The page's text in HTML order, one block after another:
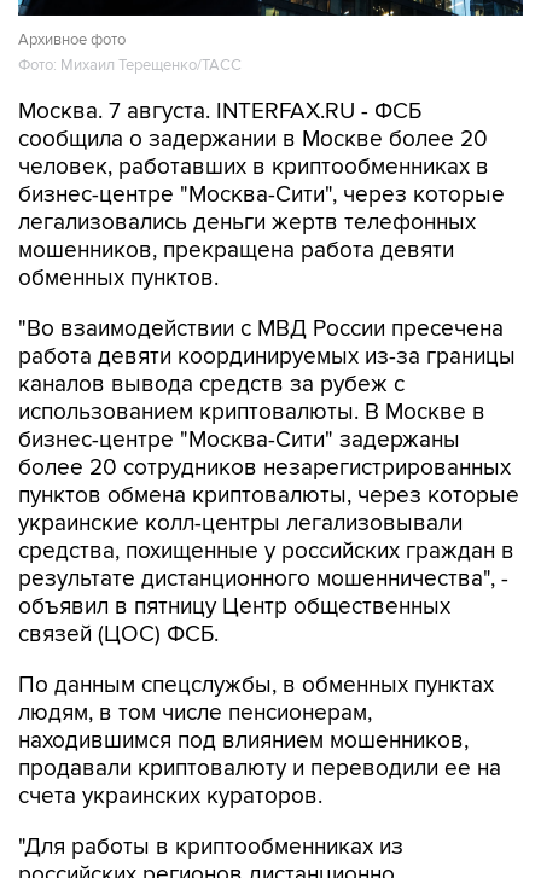
Архивное фото
Фото: Михаил Терещенко/ТАСС
Москва. 7 августа. INTERFAX.RU - ФСБ
сообщила о задержании в Москве более 20
человек, работавших в криптообменниках в
бизнес-центре "Москва-Сити", через которые
легализовались деньги жертв телефонных
мошенников, прекращена работа девяти
обменных пунктов.
"Во взаимодействии с МВД России пресечена
работа девяти координируемых из-за границы
каналов вывода средств за рубеж с
использованием криптовалюты. В Москве в
бизнес-центре "Москва-Сити" задержаны
более 20 сотрудников незарегистрированных
пунктов обмена криптовалюты, через которые
украинские колл-центры легализовывали
средства, похищенные у российских граждан в
результате дистанционного мошенничества", -
объявил в пятницу Центр общественных
связей (ЦОС) ФСБ.
По данным спецслужбы, в обменных пунктах
людям, в том числе пенсионерам,
находившимся под влиянием мошенников,
продавали криптовалюту и переводили ее на
счета украинских кураторов.
"Для работы в криптообменниках из